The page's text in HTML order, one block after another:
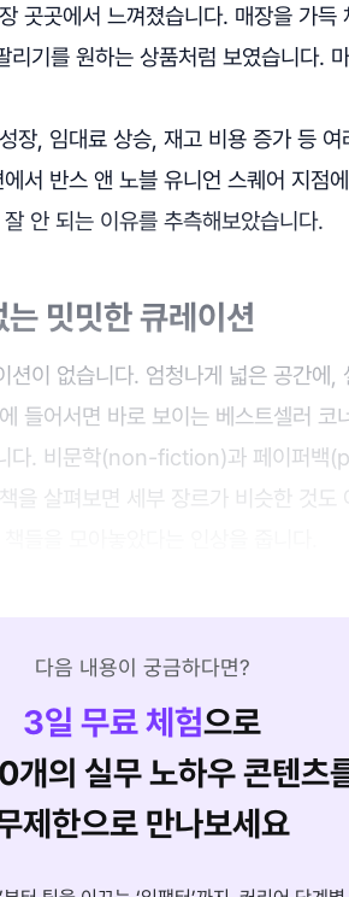
곳곳에서 느껴졌습니다. 매장을 가득
기를 원하는 상품처럼 보였습니다.
장, 임대료 상승, 재고 비용 증가 등
서 반스 앤 노블 유니언 스퀘어 지점
안 되는 이유를 추측해보았습니다.
밋밋한 큐레이션
이 없습니다. 엄청나게 넓은 공간에,
들어서면 바로 보이는 베스트셀러 코
다. 비문학(non-fiction)과 페이퍼백
을 살펴보면 세부 장르가 비슷한 것도
다음 내용이 궁금하다면?
3일 무료 체험으로
의 실무 노하우 콘텐츠
제한으로 만나보세요